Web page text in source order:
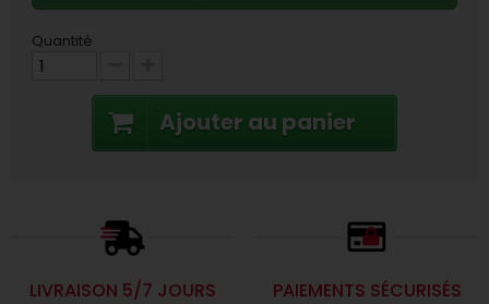
Quantité
Ajouter au panier
LIVRAISON 5/7 JOURS PAIEMENTS SÉCURISÉS